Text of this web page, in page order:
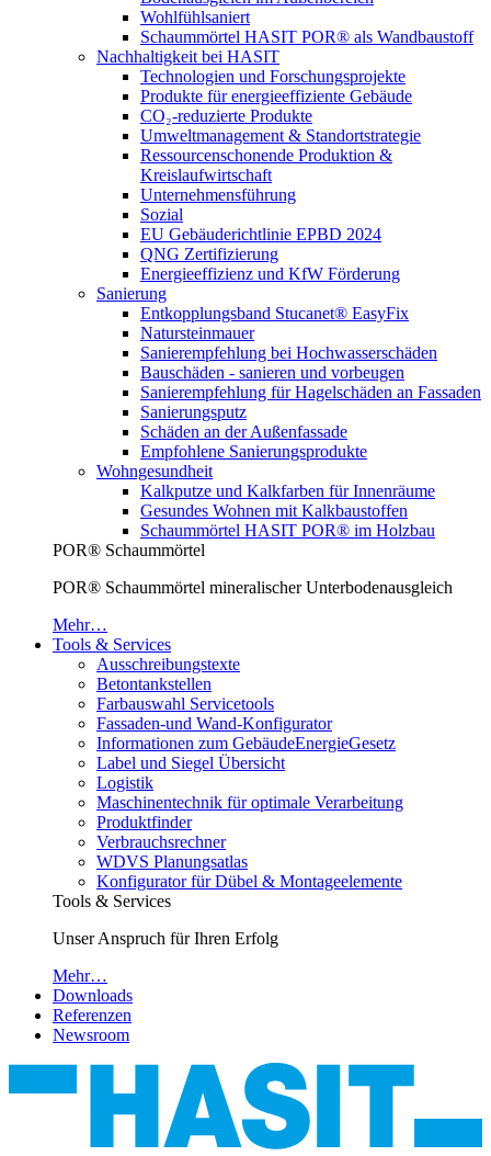
Wohlfühlsaniert
Schaummörtel HASIT POR® als Wandbaustoff
Nachhaltigkeit bei HASIT
Technologien und Forschungsprojekte
Produkte für energieeffiziente Gebäude
CO₂-reduzierte Produkte
Umweltmanagement & Standortstrategie
Ressourcenschonende Produktion &
Kreislaufwirtschaft
Unternehmensführung
Sozial
EU Gebäuderichtlinie EPBD 2024
QNG Zertifizierung
Energieeffizienz und KfW Förderung
Sanierung
Entkopplungsband Stucanet® EasyFix
Natursteinmauer
Sanierempfehlung bei Hochwasserschäden
Bauschäden - sanieren und vorbeugen
Sanierempfehlung für Hagelschäden an Fassaden
Sanierungsputz
Schäden an der Außenfassade
Empfohlene Sanierungsprodukte
Wohngesundheit
Kalkputze und Kalkfarben für Innenräume
Gesundes Wohnen mit Kalkbaustoffen
Schaummörtel HASIT POR® im Holzbau
POR® Schaummörtel
POR® Schaummörtel mineralischer Unterbodenausgleich
Mehr…
Tools & Services
Ausschreibungstexte
Betontankstellen
Farbauswahl Servicetools
Fassaden-und Wand-Konfigurator
Informationen zum GebäudeEnergieGesetz
Label und Siegel Übersicht
Logistik
Maschinentechnik für optimale Verarbeitung
Produktfinder
Verbrauchsrechner
WDVS Planungsatlas
Konfigurator für Dübel & Montageelemente
Tools & Services
Unser Anspruch für Ihren Erfolg
Mehr…
Downloads
Referenzen
Newsroom